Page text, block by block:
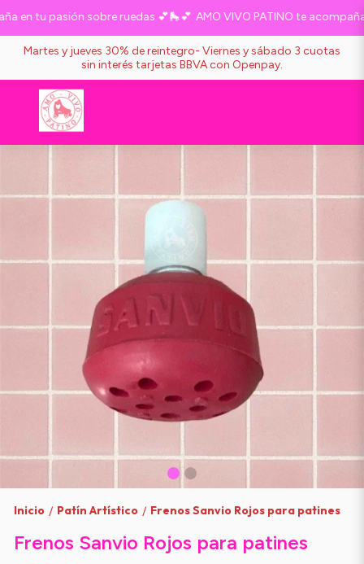
en tu pasión sobre ruedas 💕🛼💕 AMO VIVO PATINO te
Martes y jueves 30% de reintegro- Viernes y sábado 3 cuotas
sin interés tarjetas BBVA con Openpay.
Inicio / Patín Artístico / Frenos Sanvio Rojos para patines
Frenos Sanvio Rojos para patines